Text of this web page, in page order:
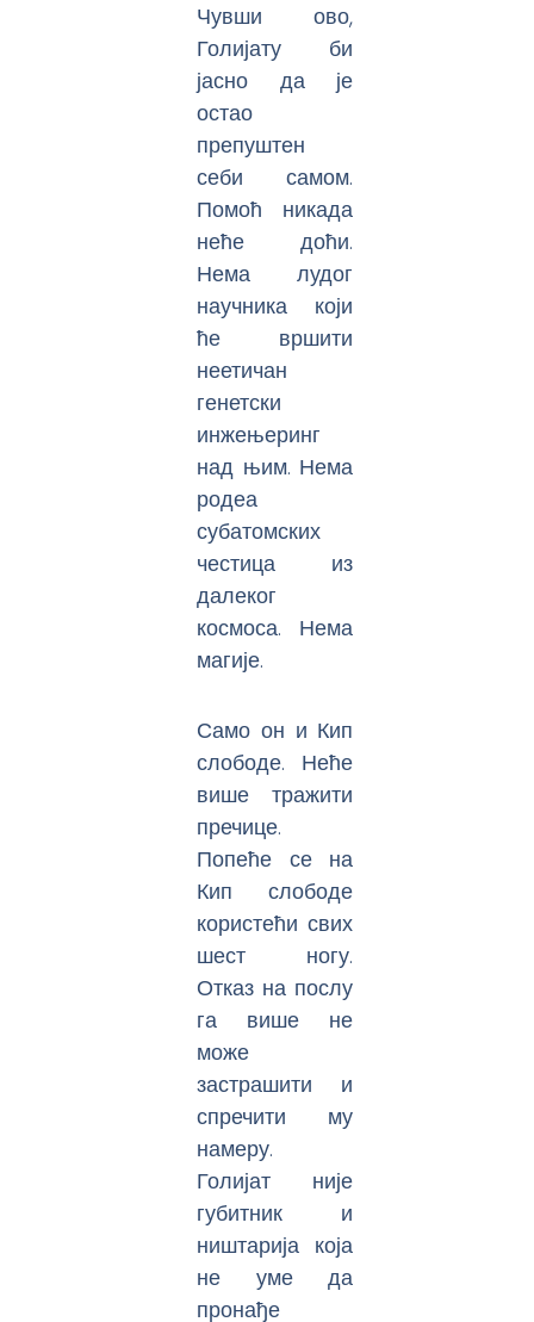
Чувши ово,
Голијату би
јасно да је
остао
препуштен
себи самом.
Помоћ никада
неће доћи.
Нема лудог
научника који
ће вршити
неетичан
генетски
инжењеринг
над њим. Нема
родеа
субатомских
честица из
далеког
космоса. Нема
магије.
Само он и Кип
слободе. Неће
више тражити
пречице.
Попеће се на
Кип слободе
користећи свих
шест ногу.
Отказ на послу
га више не
може
застрашити и
спречити му
намеру.
Голијат није
губитник и
ништарија која
не уме да
пронађе